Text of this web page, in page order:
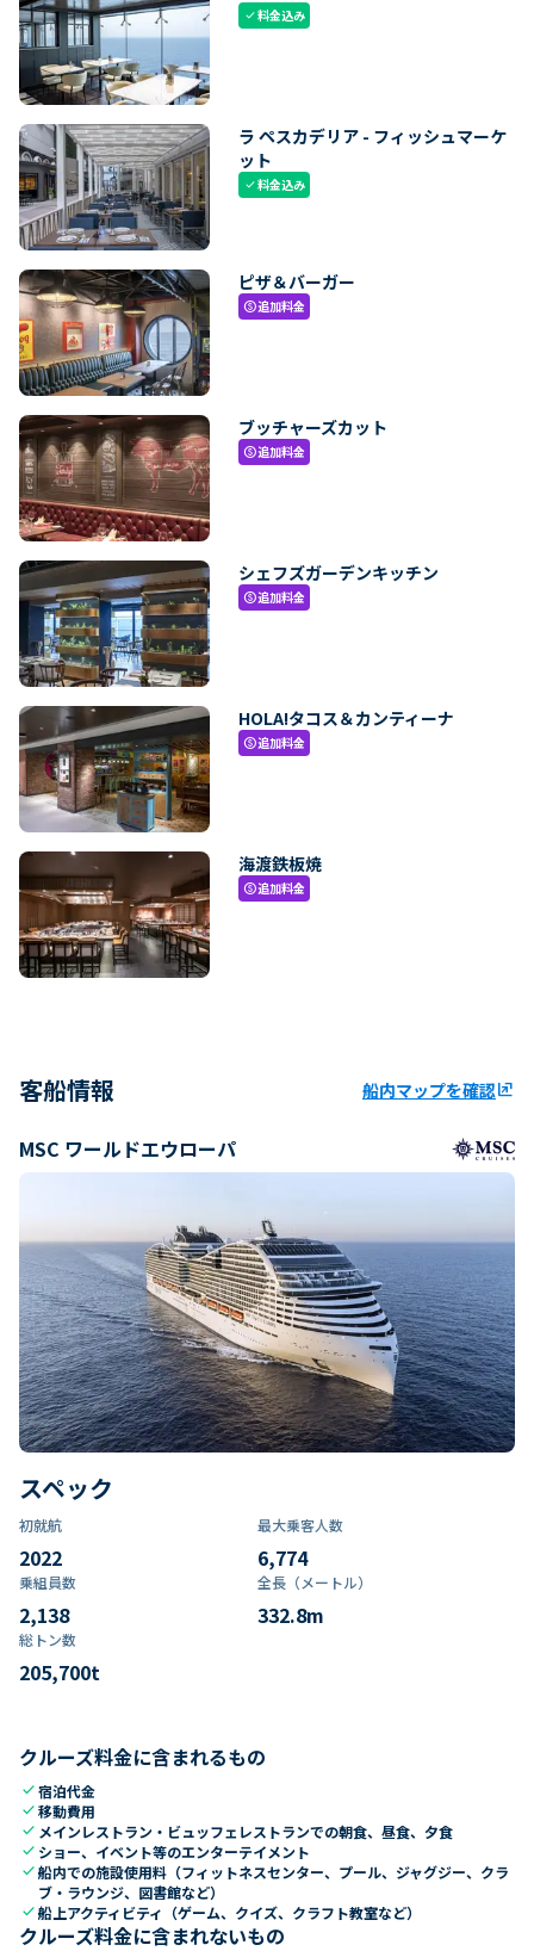
check料金込み
ラ ペスカデリア - フィッシュマーケ
ット
check料金込み
ピザ＆バーガー
paid追加料金
ブッチャーズカット
paid追加料金
シェフズガーデンキッチン
paid追加料金
HOLA!タコス＆カンティーナ
paid追加料金
海渡鉄板焼
paid追加料金
客船情報 船内マップを確認ungroup
MSC ワールドエウローパ
スペック
初就航
2022
最大乗客人数
6,774
乗組員数​
2,138
全長（メートル）
332.8m
総トン数​
205,700t
クルーズ料金に含まれるもの
check宿泊代金
check移動費用
check メインレストラン・ビュッフェレストランでの朝食、昼食、夕食
check ショー、イベント等のエンターテイメント
check船内での施設使用料（フィットネスセンター、プール、ジャグジー、クラ
ブ・ラウンジ、図書館など）
check船上アクティビティ（ゲーム、クイズ、クラフト教室など）
クルーズ料金に含まれないもの